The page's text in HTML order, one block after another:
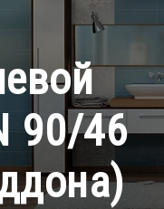
90/46